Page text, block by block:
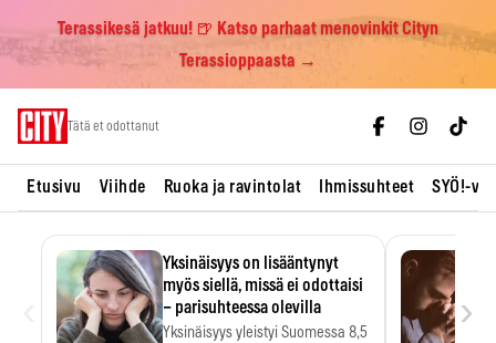
Terassikesä jatkuu! 🍺 Katso parhaat menovinkit Cityn
Terassioppaasta →
Tätä et odottanut
Etusivu Viihde Ruoka ja ravintolat Ihmissuhteet SYÖ!-
Yksinäisyys on lisääntynyt
myös siellä, missä ei odottaisi
– parisuhteessa olevilla
Yksinäisyys yleistyi Suomessa 8,5
›